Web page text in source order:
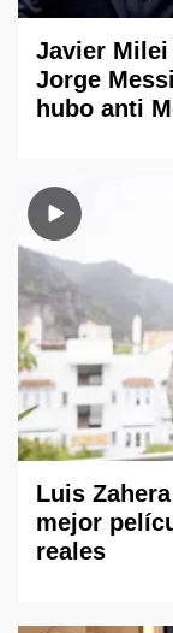
Javier
Jorge
hubo anti
Luis
mejor
reales